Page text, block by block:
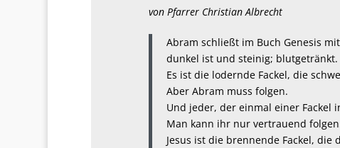
von Pfarrer Christian Albrecht
Abram schließt im Buch Genesis
dunkel ist und steinig; blutgetränkt.
Es ist die lodernde Fackel, die
Aber Abram muss folgen.
Und jeder, der einmal einer Fackel
Man kann ihr nur vertrauend
Jesus ist die brennende Fackel,